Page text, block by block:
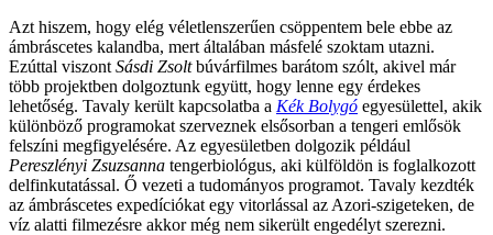
Azt hiszem, hogy elég véletlenszerűen csöppentem bele ebbe az
ámbráscetes kalandba, mert általában másfelé szoktam utazni.
Ezúttal viszont Sásdi Zsoltbúvárfilmes barátom szólt, akivel már
több projektben dolgoztunk együtt, hogy lenne egy érdekes
lehetőség. Tavaly került kapcsolatba a Kék Bolygó egyesülettel, akik
különböző programokat szerveznek elsősorban a tengeri emlősök
felszíni megfigyelésére. Az egyesületben dolgozik például
Pereszlényi Zsuzsanna tengerbiológus, aki külföldön is foglalkozott
delfinkutatással. Ő vezeti a tudományos programot. Tavaly kezdték
az ámbráscetes expedíciókat egy vitorlással az Azori-szigeteken, de
víz alatti filmezésre akkor még nem sikerült engedélyt szerezni.